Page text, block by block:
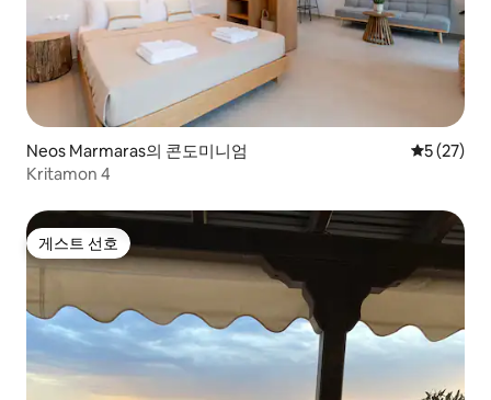
Neos Marmaras의 콘도미니엄 평점 5점
5 (27)
Kritamon 4
게스트 선호
게스트 선호